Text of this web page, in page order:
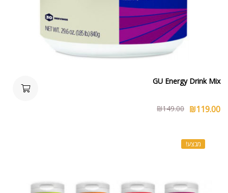
GU Energy Drink Mix
₪149.00 ₪119.00
מבצע!